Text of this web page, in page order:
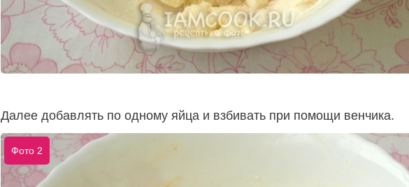
Далее добавлять по одному яйца и взбивать при помощи венчика.
Фото 2